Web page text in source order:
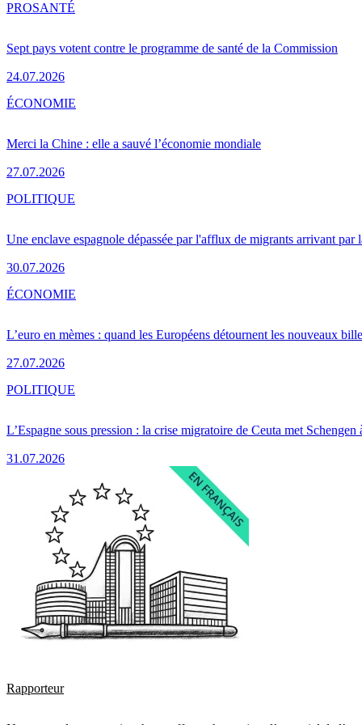
Sept pays votent contre le programme de santé de la Commission
24.07.2026
PROSANTÉ
Merci la Chine : elle a sauvé l’économie mondiale
27.07.2026
ÉCONOMIE
Une enclave espagnole dépassée par l'afflux de migrants arrivant par
30.07.2026
POLITIQUE
L’euro en mèmes : quand les Européens détournent les nouveaux
27.07.2026
ÉCONOMIE
L’Espagne sous pression : la crise migratoire de Ceuta met Schengen
31.07.2026
POLITIQUE
Rapporteur